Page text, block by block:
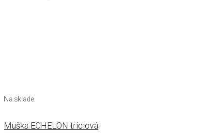
Na sklade
Muška ECHELON tríciová